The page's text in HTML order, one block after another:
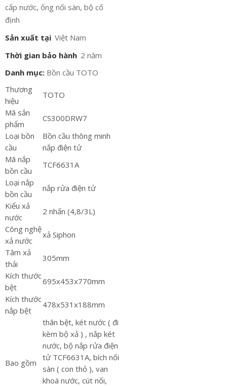
cấp nước, ống nối sàn, bộ cố
định
Sản xuất tại Việt Nam
Thời gian bảo hành 2 năm
Danh mục: Bồn cầu TOTO
Thương
hiệu
TOTO
Mã sản
phẩm
CS300DRW7
Loại bồn
cầu
Bồn cầu thông minh
nắp điện tử
Mã nắp
bồn cầu
TCF6631A
Loại nắp
bồn cầu
nắp rửa điện tử
Kiểu xả
nước
2 nhấn (4,8/3L)
Công nghệ
xả nước
xả Siphon
Tâm xả
thải
305mm
Kích thước
bệt
695x453x770mm
Kích thước
nắp bệt
478x531x188mm
Bao gồm
thân bệt, két nước ( đi
kèm bộ xả ) , nắp két
nước, bộ nắp rửa điện
tử TCF6631A, bích nối
sàn ( con thỏ ), van
khoá nước, cút nối,